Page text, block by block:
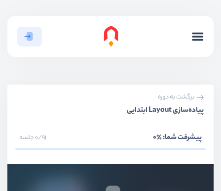
برگشت به دوره
پیاده‌سازی Layout ابتدایی
پیشرفت شما:٪0 0/91 جلسه
بخش دوم مقدمات
بخش چهارم